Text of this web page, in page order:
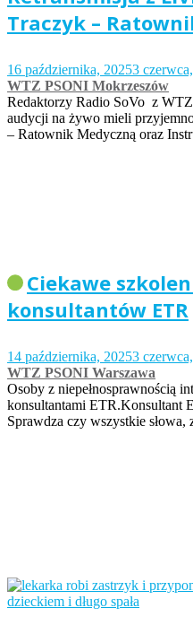
Traczyk –
16 października, 20253
WTZ PSONI Mokrzeszów
Redaktorzy Radio SoVo z
audycji na żywo mieli
– Ratownik Medyczną oraz
Ciekawe
konsultantów ETR
14 października, 20253
WTZ PSONI Warszawa
Osoby z niepełnosprawnością
konsultantami ETR.Konsultant
Sprawdza czy wszystkie słowa,